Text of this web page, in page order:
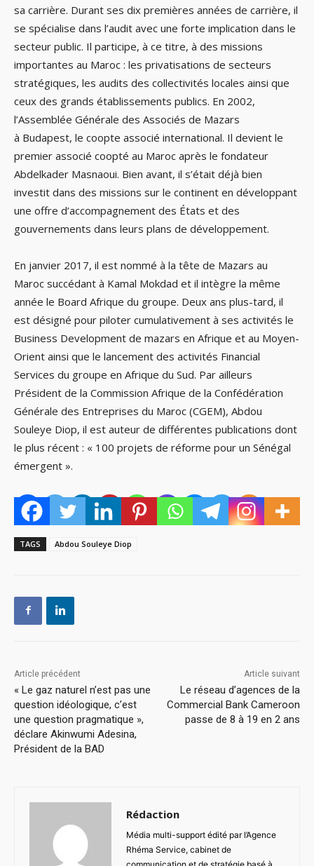
sa carrière. Durant ses dix premières années de carrière, il
se spécialise dans l’audit avec une forte implication dans le
secteur public. Il participe, à ce titre, à des missions
importantes au Maroc : les privatisations de secteurs
stratégiques, les audits des collectivités locales ainsi que
ceux des grands établissements publics. En 2002,
l’Assemblée Générale des Associés de Mazars
à Budapest, le coopte associé international. Il devient le
premier associé coopté au Maroc après le fondateur
Abdelkader Masnaoui. Bien avant, il s’était déjà bien
investit dans des missions sur le continent en développant
une offre d’accompagnement des États et des
gouvernements dans leurs plans de développement.
En janvier 2017, il est nommé à la tête de Mazars au
Maroc succédant à Kamal Mokdad et il intègre la même
année le Board Afrique du groupe. Deux ans plus-tard, il
est désigné pour piloter cumulativement à ses activités le
Business Development de mazars en Afrique et au Moyen-
Orient ainsi que le lancement des activités Financial
Services du groupe en Afrique du Sud. Par ailleurs
Président de la Commission Afrique de la Confédération
Générale des Entreprises du Maroc (CGEM), Abdou
Souleye Diop, il est auteur de différentes publications dont
le plus récent : « 100 projets de réforme pour un Sénégal
émergent ».
TAGS Abdou Souleye Diop
Article précédent
« Le gaz naturel n’est pas une
question idéologique, c’est
une question pragmatique »,
déclare Akinwumi Adesina,
Président de la BAD
Article suivant
Le réseau d’agences de la
Commercial Bank Cameroon
passe de 8 à 19 en 2 ans
Rédaction
Média multi-support édité par l’Agence
Rhéma Service, cabinet de